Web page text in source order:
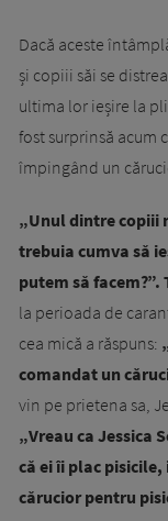
Dacă aceste
și copiii săi se
ultima lor ieșire la
fost surprinsă acum
împingând un
„Unul dintre copiii
trebuia cumva să
putem să facem?”.
la perioada de
cea mică a răspuns:
comandat un
vin pe prietena sa,
„Vreau ca Jessica
că ei îi plac
cărucior pentru